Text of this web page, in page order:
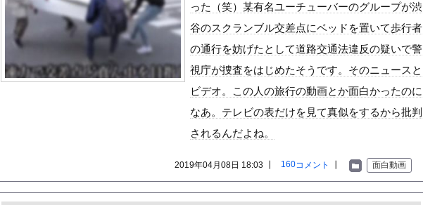
【画像】はいだしょうこ（47）「こんなオバサンでいいの…？」
連れて行かれた
大進連所属の学生8人、在韓米軍平沢基地に無断侵入…米軍により身柄拘束！
【NBA】ロニー・ウォーカー4世が、NBAに復帰 ナゲッツと単年契約
外国人「とてつもない逸材がいる」15歳FW礒部怜夢、衝撃ゴールでリバプールU15撃破...
【画像】おまえらくんの机がこの女の子の椅子にされてたらｗｗｗ
【画像】この女優さん、可愛すぎる
った（笑）某有名ユーチューバーのグループが渋
谷のスクランブル交差点にベッドを置いて歩行者
の通行を妨げたとして道路交通法違反の疑いで警
視庁が捜査をはじめたそうです。そのニュースと
ビデオ。この人の旅行の動画とか面白かったのに
なあ。テレビの表だけを見て真似をするから批判
されるんだよね。
面白動画
160コメント
2019年04月08日 18:03 ┃